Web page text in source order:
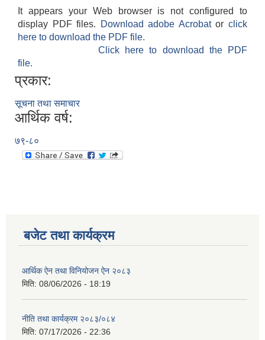
It appears your Web browser is not configured to
display PDF files.
Download adobe Acrobatorclick
here to download the PDF file.
Click here to download the PDF
file.
प्रकार:
सूचना तथा समाचार
आर्थिक वर्ष:
७९-८०
बजेट तथा कार्यक्रम
आर्थिक ऐन तथा विनियोजन ऐन २०८३
मिति: 08/06/2026 - 18:19
नीति तथा कार्यक्रम २०८३/०८४
मिति: 07/17/2026 - 22:36